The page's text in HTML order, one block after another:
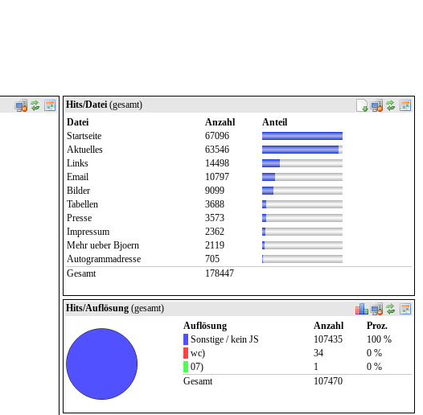
Hits/Datei (gesamt)
Datei
Anzahl
Anteil
Startseite
67096
Aktuelles
63546
Links
14498
Email
10797
Bilder
9099
Tabellen
3688
Presse
3573
Impressum
2362
Mehr ueber Bjoern
2119
Autogrammadresse
705
Gesamt
178447
Hits/Auflösung (gesamt)
Auflösung
Anzahl
Proz.
Sonstige / kein JS
107435
100 %
wc)
34
0 %
07)
1
0 %
Gesamt
107470